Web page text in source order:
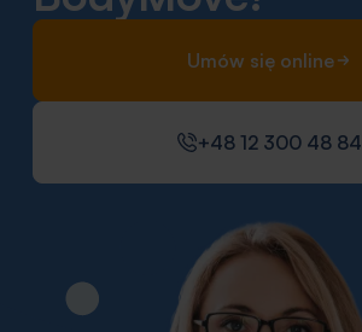
Umów się online
+48 12 300 48 84